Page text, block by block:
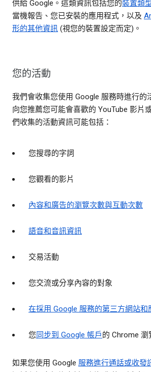
供給 Google。這類資訊包括您的裝置類
當機報告、您已安裝的應用程式，以及
形的其他資訊 (視您的裝置設定而定)。
您的活動
我們會收集您使用 Google 服務時進行的
向您推薦您可能會喜歡的 YouTube 影片
們收集的活動資訊可能包括：
您搜尋的字詞
您觀看的影片
內容和廣告的瀏覽次數與互動次數
語音和音訊資訊
交易活動
您交流或分享內容的對象
在採用 Google 服務的第三方網站和
您同步到 Google 帳戶的 Chrome 瀏
如果您使用 Google 服務進行通話或收發